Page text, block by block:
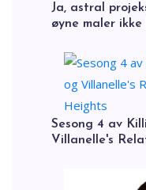
Ja, astral
øyne maler
Sesong 4 av
Villanelle's